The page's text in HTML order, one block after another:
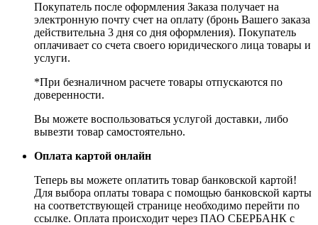
Покупатель после оформления Заказа получает на
электронную почту счет на оплату (бронь Вашего заказа
действительна 3 дня со дня оформления). Покупатель
оплачивает со счета своего юридического лица товары и
услуги.
*При безналичном расчете товары отпускаются по
доверенности.
Вы можете воспользоваться услугой доставки, либо
вывезти товар самостоятельно.
Оплата картой онлайн
Теперь вы можете оплатить товар банковской картой!
Для выбора оплаты товара с помощью банковской карты
на соответствующей странице необходимо перейти по
ссылке. Оплата происходит через ПАО СБЕРБАНК с